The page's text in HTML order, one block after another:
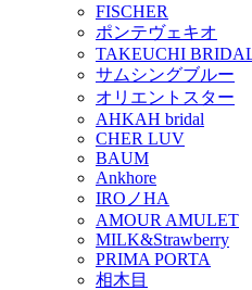
FISCHER
ポンテヴェキオ
TAKEUCHI
サムシングブルー
オリエントスター
AHKAH bridal
CHER LUV
BAUM
Ankhore
IROノHA
AMOUR AMULET
MILK&Strawberry
PRIMA PORTA
相木目